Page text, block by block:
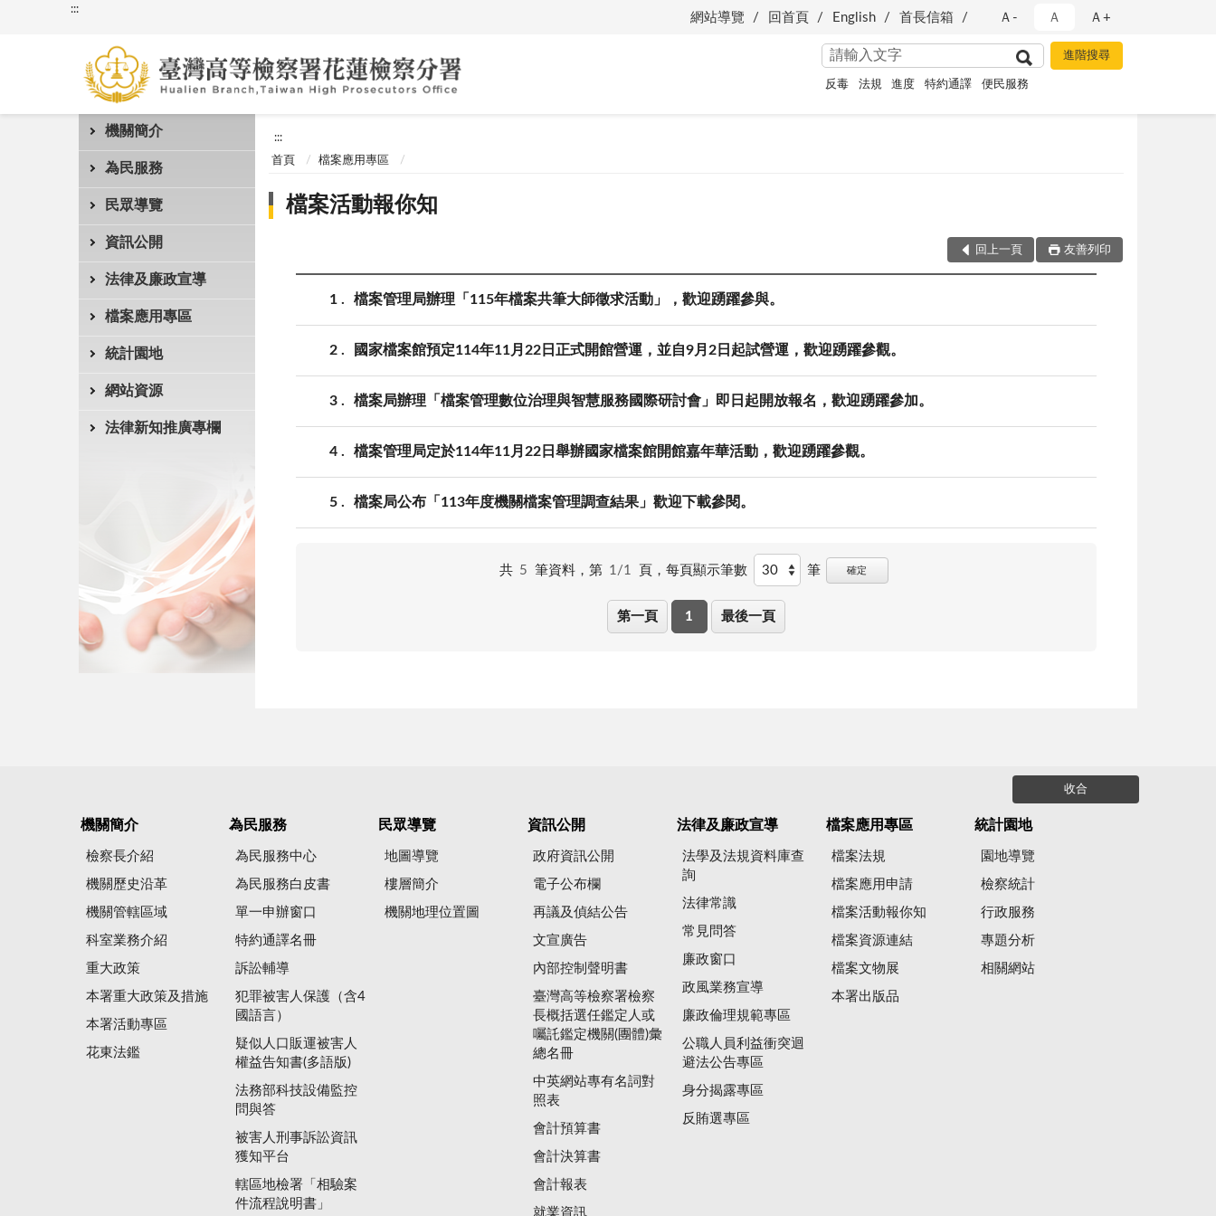
:::
網站導覽 回首頁 English 首長信箱 Ａ- Ａ Ａ+
反毒 法規 進度 特約通譯 便民服務
機關簡介
為民服務
民眾導覽
資訊公開
法律及廉政宣導
檔案應用專區
統計園地
網站資源
法律新知推廣專欄
:::
首頁 檔案應用專區
檔案活動報你知
回上一頁 友善列印
1 檔案管理局辦理「115年檔案共筆大師徵求活動」，歡迎踴躍參與。
2 國家檔案館預定114年11月22日正式開館營運，並自9月2日起試營運，歡迎踴躍參觀。
3 檔案局辦理「檔案管理數位治理與智慧服務國際研討會」即日起開放報名，歡迎踴躍參加。
4 檔案管理局定於114年11月22日舉辦國家檔案館開館嘉年華活動，歡迎踴躍參觀。
5 檔案局公布「113年度機關檔案管理調查結果」歡迎下載參閱。
共 5 筆資料，第 1/1 頁， 每頁顯示筆數 筆 確定
第一頁 1 最後一頁
收合
機關簡介
檢察長介紹
機關歷史沿革
機關管轄區域
科室業務介紹
重大政策
本署重大政策及措施
本署活動專區
花東法鑑
為民服務
為民服務中心
為民服務白皮書
單一申辦窗口
特約通譯名冊
訴訟輔導
犯罪被害人保護（含4
國語言）
疑似人口販運被害人
權益告知書(多語版)
法務部科技設備監控
問與答
被害人刑事訴訟資訊
獲知平台
轄區地檢署「相驗案
件流程說明書」
民眾導覽
地圖導覽
樓層簡介
機關地理位置圖
資訊公開
政府資訊公開
電子公布欄
再議及偵結公告
文宣廣告
內部控制聲明書
臺灣高等檢察署檢察
長概括選任鑑定人或
囑託鑑定機關(團體)彙
總名冊
中英網站專有名詞對
照表
會計預算書
會計決算書
會計報表
就業資訊
法律及廉政宣導
法學及法規資料庫查
詢
法律常識
常見問答
廉政窗口
政風業務宣導
廉政倫理規範專區
公職人員利益衝突迴
避法公告專區
身分揭露專區
反賄選專區
檔案應用專區
檔案法規
檔案應用申請
檔案活動報你知
檔案資源連結
檔案文物展
本署出版品
統計園地
園地導覽
檢察統計
行政服務
專題分析
相關網站